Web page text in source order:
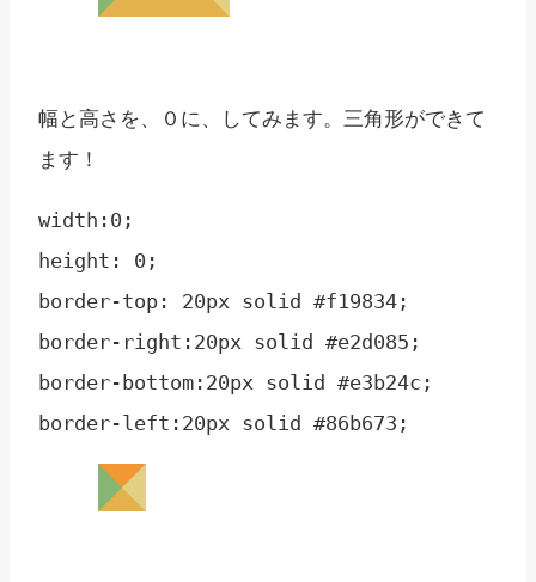
幅と高さを、０に、してみます。三角形ができて
ます！
width:0;
height: 0;
border-top: 20px solid #f19834;
border-right:20px solid #e2d085;
border-bottom:20px solid #e3b24c;